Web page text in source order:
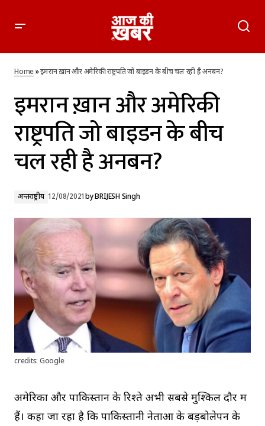
इमरान ख़ान और अमेरिकी राष्ट्रपति जो बाइडन के बीच चल रही है अनबन?
Home»इमरान ख़ान और अमेरिकी राष्ट्रपति जो बाइडन के बीच चल रही है अनबन?
इमरान ख़ान और अमेरिकी
राष्ट्रपति जो बाइडन के बीच
चल रही है अनबन?
अन्तर्राष्ट्रीय 12/08/2021byBRIJESH Singh
credits: Google
अमेरिका और पाकिस्तान के रिश्ते अभी सबसे मुश्किल दौर में
हैं। कहा जा रहा है कि पाकिस्तानी नेताओं के बड़बोलेपन के